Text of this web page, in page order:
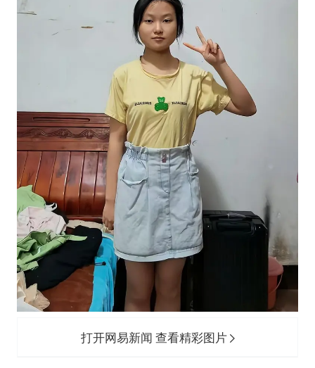
打开网易新闻 查看精彩图片